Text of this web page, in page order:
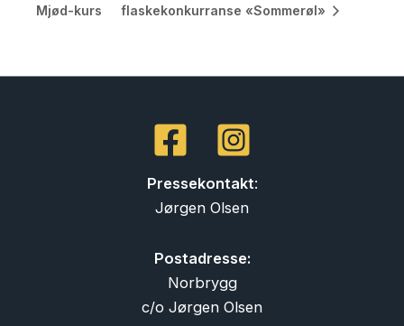
Mjød-kurs
flaskekonkurranse «Sommerøl»
Pressekontakt:
Jørgen Olsen
Postadresse:
Norbrygg
c/o Jørgen Olsen